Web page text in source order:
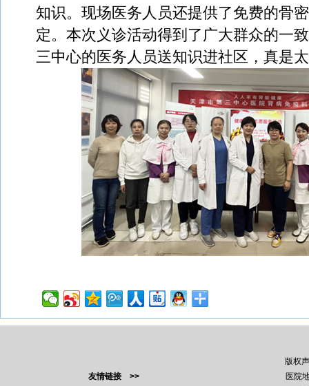
知识。现场医务人员还提供了免费的骨
定。本次义诊活动得到了广大群众的一
三中心的医务人员送知识进社区，真是
友情链接 >>
版权
医院